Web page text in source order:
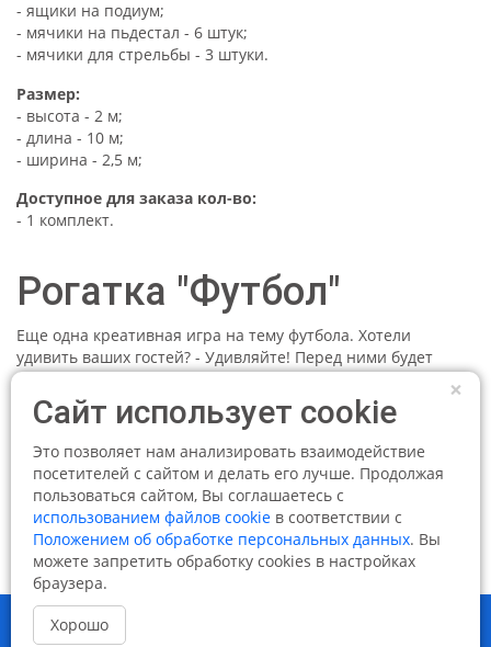
- ящики на подиум;
- мячики на пьдестал - 6 штук;
- мячики для стрельбы - 3 штуки.
Размер:
- высота - 2 м;
- длина - 10 м;
- ширина - 2,5 м;
Доступное для заказа кол-во:
- 1 комплект.
Рогатка "Футбол"
Еще одна креативная игра на тему футбола. Хотели
удивить ваших гостей? - Удивляйте! Перед ними будет
огромный пьедестал, на котором находятся мячики. На
расстоянии около 10-15 метров находится рогатка, которая
стреляет футбольными мячиками другого цвета. Задача
игрока - сбить все мячики с пьедестала.
Вы уже догадались чем навеяна идея создания данного
развлечения? Конечно, игрой, в которую любили играть
многие - Злые птички.
Контакты
×
Сайт использует cookie
Это позволяет нам анализировать взаимодействие
посетителей с сайтом и делать его лучше. Продолжая
пользоваться сайтом, Вы соглашаетесь с
использованием файлов cookie в соответствии с
Положением об обработке персональных данных. Вы
можете запретить обработку cookies в настройках
браузера.
Хорошо